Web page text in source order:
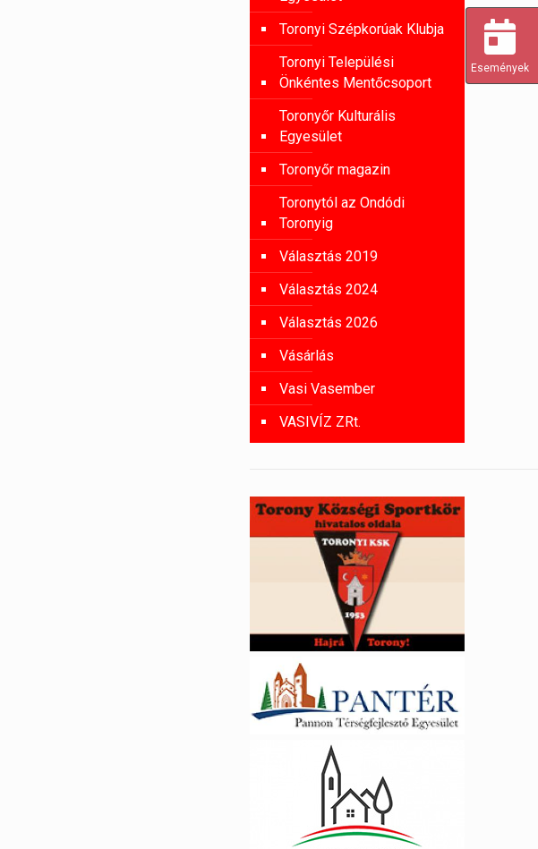
Toronyi Szépkorúak Klubja
Toronyi Települési
Önkéntes Mentőcsoport
Toronyőr Kulturális
Egyesület
Toronyőr magazin
Toronytól az Ondódi
Toronyig
Választás 2019
Választás 2024
Választás 2026
Vásárlás
Vasi Vasember
VASIVÍZ ZRt.
Események